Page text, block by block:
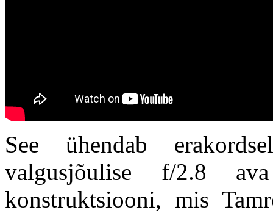
See ühendab
valgusjõulise f/2.8
konstruktsiooni, mis